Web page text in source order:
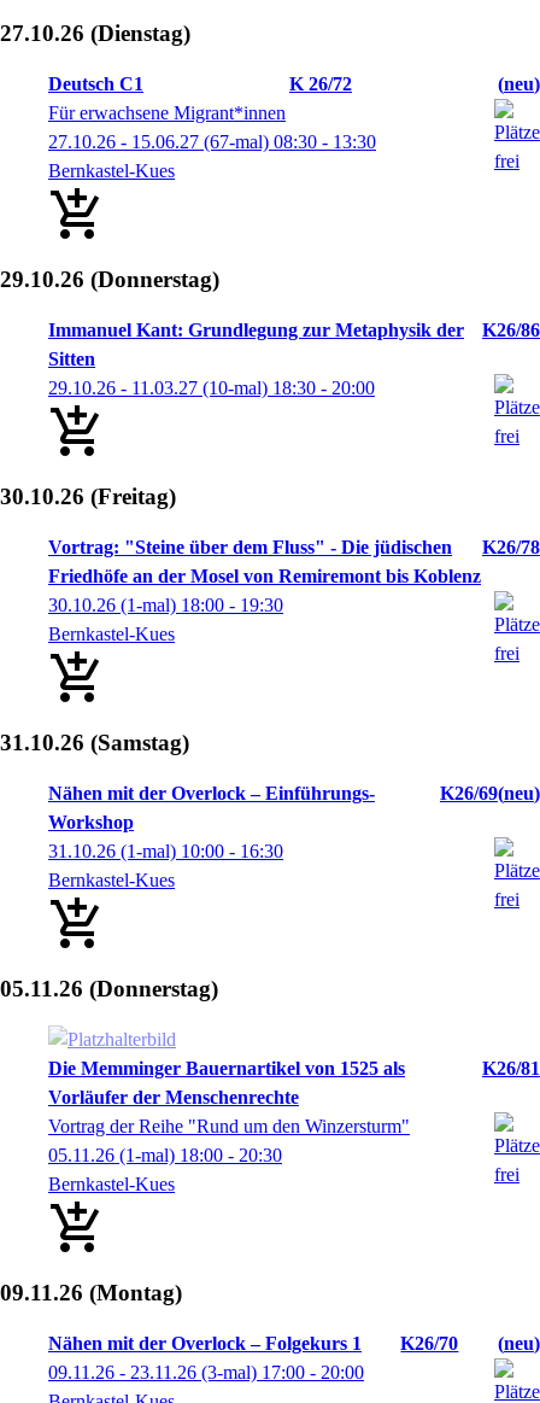
27.10.26 (Dienstag)
Deutsch C1 K 26/72
neu
Für erwachsene Migrant*innen
27.10.26 - 15.06.27 (67-mal) 08:30 - 13:30
Bernkastel-Kues
29.10.26 (Donnerstag)
Immanuel Kant: Grundlegung zur Metaphysik der
Sitten
K26/86
29.10.26 - 11.03.27 (10-mal) 18:30 - 20:00
30.10.26 (Freitag)
Vortrag: "Steine über dem Fluss" - Die jüdischen
Friedhöfe an der Mosel von Remiremont bis Koblenz
K26/78
30.10.26 (1-mal) 18:00 - 19:30
Bernkastel-Kues
31.10.26 (Samstag)
Nähen mit der Overlock – Einführungs-
Workshop
K26/69 neu
31.10.26 (1-mal) 10:00 - 16:30
Bernkastel-Kues
05.11.26 (Donnerstag)
Die Memminger Bauernartikel von 1525 als
Vorläufer der Menschenrechte
K26/81
Vortrag der Reihe "Rund um den Winzersturm"
05.11.26 (1-mal) 18:00 - 20:30
Bernkastel-Kues
09.11.26 (Montag)
Nähen mit der Overlock – Folgekurs 1 K26/70
neu
09.11.26 - 23.11.26 (3-mal) 17:00 - 20:00